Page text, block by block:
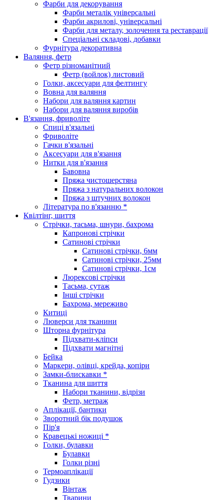
Фарби для декорування
Фарби металік універсальні
Фарби акрилові, універсальні
Фарби для металу, золочення та реставрації
Спеціальні складові, добавки
Фурнітура декоративна
Валяння, фетр
Фетр різноманітний
Фетр (войлок) листовий
Голки, аксесуари для фелтингу
Вовна для валяння
Набори для валяння картин
Набори для валяння виробів
В'язання, фриволіте
Спиці в'язальні
Фриволіте
Гачки в'язальні
Аксесуари для в'язання
Нитки для в'язання
Бавовна
Пряжа чистошерстяна
Пряжа з натуральних волокон
Пряжа з штучних волокон
Література по в'язанню *
Квілтінг, шиття
Стрічки, тасьма, шнури, бахрома
Капронові стрічки
Сатинові стрічки
Сатинові стрічки, 6мм
Сатинові стрічки, 25мм
Сатинові стрічки, 1см
Люрексові стрічки
Тасьма, сутаж
Інші стрічки
Бахрома, мереживо
Китиці
Люверси для тканини
Шторна фурнітура
Підхвати-кліпси
Підхвати магнітні
Бейка
Маркери, олівці, крейда, копіри
Замки-блискавки *
Тканина для шиття
Набори тканини, відрізи
Фетр, метраж
Аплікації, бантики
Зворотний бік подушок
Пір'я
Кравецькі ножиці *
Голки, булавки
Булавки
Голки різні
Термоаплікації
Гудзики
Вінтаж
Тварини